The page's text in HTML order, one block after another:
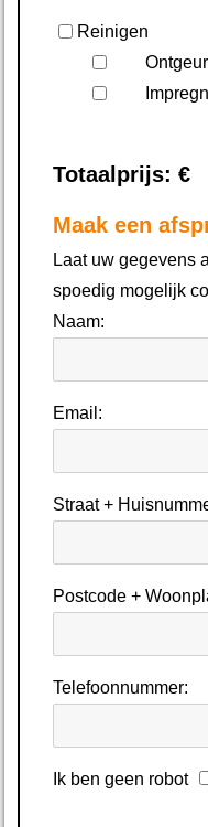
Reinigen
Totaalprijs: €
Maak een
Laat uw gegevens
spoedig mogelijk
Naam:
Email:
Straat +
Postcode +
Telefoonnummer:
Ik ben geen robot